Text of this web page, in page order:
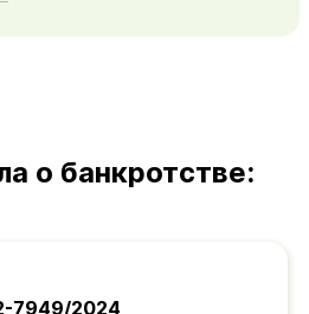
о банкротстве:
7949/2024